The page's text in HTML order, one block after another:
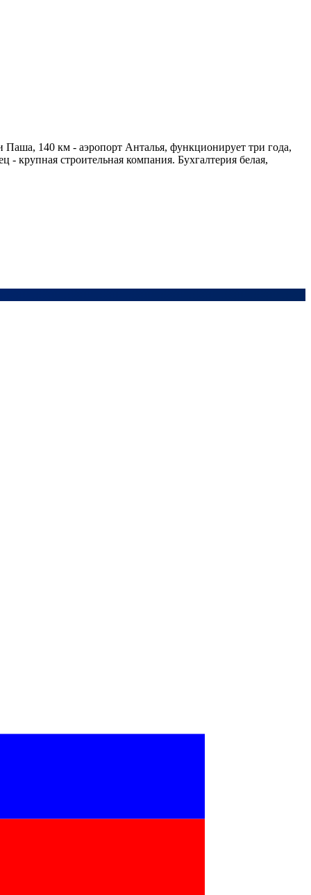
Паша, 140 км - аэропорт Анталья, функционирует три года,
крупная строительная компания. Бухгалтерия белая,